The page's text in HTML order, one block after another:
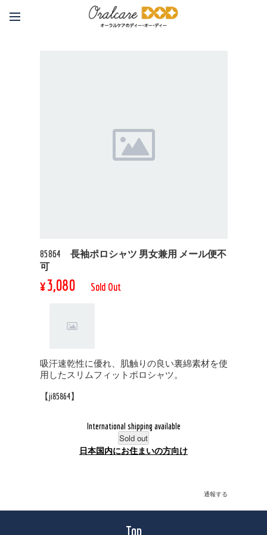
85864 長袖ポロシャツ 男女兼用 メール便不
可
¥3,080 Sold Out
吸汗速乾性に優れ、肌触りの良い裏綿素材を使
用したスリムフィットポロシャツ。
【ji85864】
International shipping available
Sold out
日本国内にお住まいの方向け
通報する
Top